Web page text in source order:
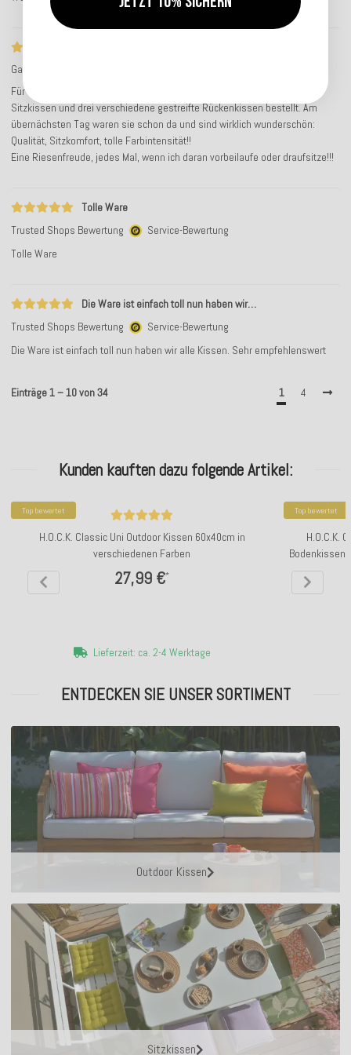
Gast M
Für unsere neue Gartenbank haben wir drei verschiedene Farben dieser
Sitzkissen und drei verschiedene gestreifte Rückenkissen bestellt. Am
übernächsten Tag waren sie schon da und sind wirklich wunderschön:
Qualität, Sitzkomfort, tolle Farbintensität!!
Eine Riesenfreude, jedes Mal, wenn ich daran vorbeilaufe oder draufsitze!!!
Tolle Ware
Trusted Shops Bewertung
Service-Bewertung
Tolle Ware
Die Ware ist einfach toll nun haben wir…
Trusted Shops Bewertung
Service-Bewertung
Die Ware ist einfach toll nun haben wir alle Kissen. Sehr empfehlenswert
Einträge 1 – 10 von 34 1 4
Kunden kauften dazu folgende Artikel:
Top bewertet
H.O.C.K. Classic Uni Outdoor Kissen 60x40cm in
verschiedenen Farben
27,99 €*
Lieferzeit: ca. 2-4 Werktage
Top bewertet
H.O.C.K.
Bodenkissen
ENTDECKEN SIE UNSER SORTIMENT
Outdoor Kissen
Sitzkissen